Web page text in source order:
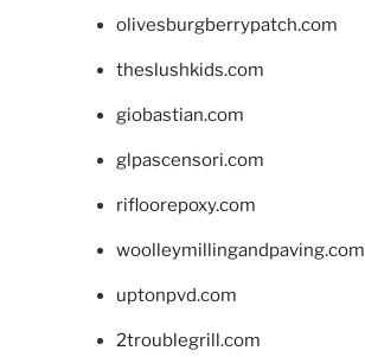
olivesburgberrypatch.com
theslushkids.com
giobastian.com
glpascensori.com
rifloorepoxy.com
woolleymillingandpaving.com
uptonpvd.com
2troublegrill.com